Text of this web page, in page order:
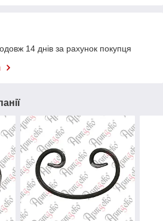
14 днів за рахунок покупця